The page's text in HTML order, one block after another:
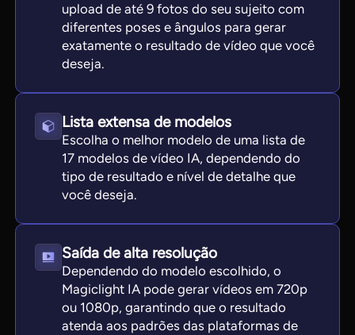
upload de até 9 fotos do seu sujeito com
diferentes poses e ângulos para gerar
exatamente o resultado de vídeo que você
deseja.
Lista extensa de modelos
Escolha o melhor modelo de uma lista de
17 modelos de vídeo IA, dependendo do
tipo de resultado e nível de detalhe que
você deseja.
Saída de alta resolução
Dependendo do modelo escolhido, o
Magiclight IA pode gerar vídeos em 720p
ou 1080p, garantindo que o resultado
atenda aos padrões das plataformas de